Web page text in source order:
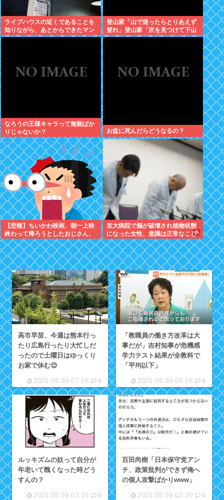
ライブハウスの近くであることを
知りながら、あとからできたマン
ションに入居した日本人、ライブ
登山家「山で迷ったらとりあえず
登れ」登山家「沢を見つけて下山
しろ」←これ結局どっちが正解な
なろうの王様キャラって無能ばか
りじゃないか？
お盆に死んだらどうなるの？
【悲報】ちいかわ映画、朝一上映
終わって帰ろうとしたおじさん、
少女に声をかけられ…
京大病院で脳が破壊され植物状態
になった女性、意識は正常なこと
が確認されおわる
高市早苗、今週は熊本行っ
たり広島行ったり大忙しだ
ったので土曜日はゆっくり
お家で休む😌
2026.08.09 07:16 0
「教職員の働き方改革は大
事だが」吉村知事が危機感
学力テスト結果が全教科で
「平均以下」
2026.08.09 06:16 0
ルッキズムの奴って自分が
年老いて醜くなった時どう
すんの？
2026.08.09 03:16 0
百田尚樹「日本保守党アン
チ、政策批判ができず俺へ
の個人攻撃ばかりwww」
2026.08.09 02:30 0